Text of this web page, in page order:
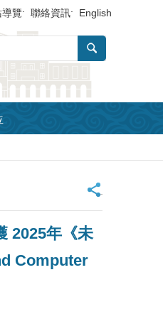
覽 聯絡資訊 English
_
2025年《未
Computer